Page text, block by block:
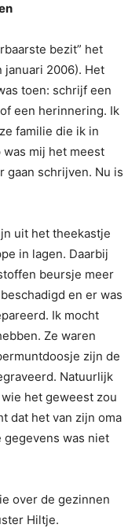
bezit” het
januari 2006). Het
toen: schrijf een
een herinnering. Ik
familie die ik in
mij het meest
gaan schrijven. Nu is
uit het theekastje
in lagen. Daarbij
beursje meer
en er was
Ik mocht
Ze waren
zijn de
Natuurlijk
het geweest zou
dat het van zijn oma
was niet
over de gezinnen
Hiltje.